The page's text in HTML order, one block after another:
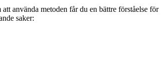
använda metoden får du en bättre förståelse för
saker: